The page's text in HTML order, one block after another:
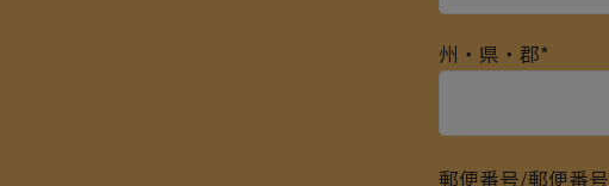
州・県・郡*
郵便番号/郵便番号